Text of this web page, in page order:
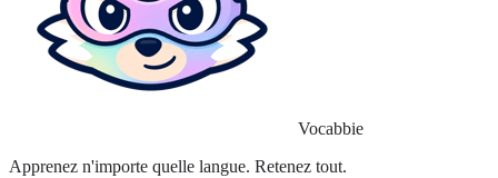
Vocabbie
Apprenez n'importe quelle langue. Retenez tout.